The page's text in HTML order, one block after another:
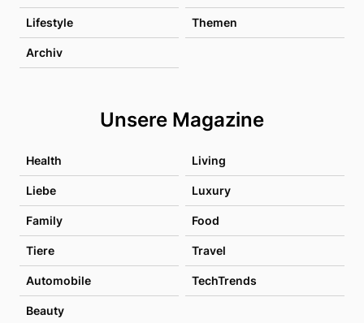
Lifestyle Themen
Archiv
Unsere Magazine
Health Living
Liebe Luxury
Family Food
Tiere Travel
Automobile TechTrends
Beauty